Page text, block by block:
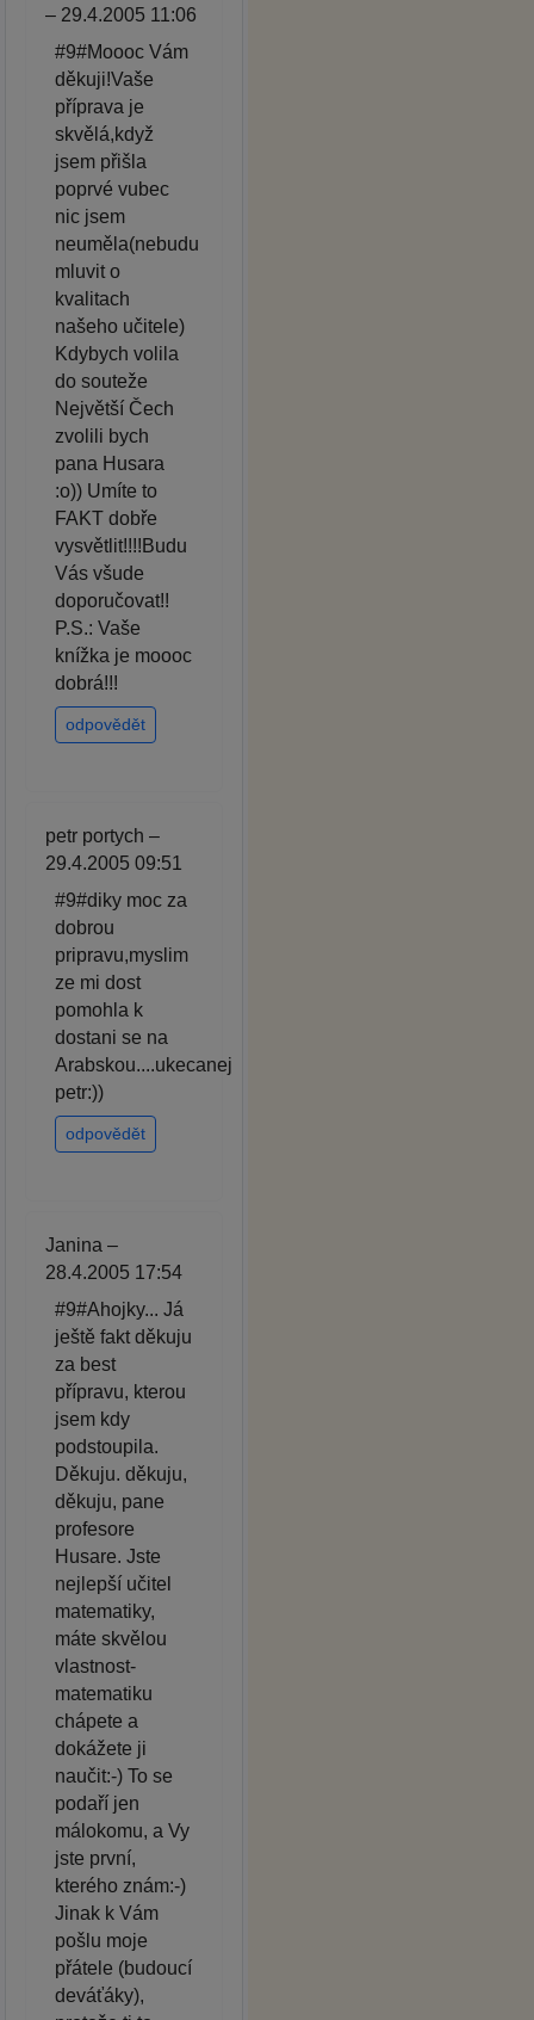
– 29.4.2005 11:06
#9#Moooc Vám
děkuji!Vaše
příprava je
skvělá,když
jsem přišla
poprvé vubec
nic jsem
neuměla(nebudu
mluvit o
kvalitach
našeho učitele)
Kdybych volila
do souteže
Největší Čech
zvolili bych
pana Husara
:o)) Umíte to
FAKT dobře
vysvětlit!!!!Budu
Vás všude
doporučovat!!
P.S.: Vaše
knížka je moooc
dobrá!!!
odpovědět
petr portych –
29.4.2005 09:51
#9#diky moc za
dobrou
pripravu,myslim
ze mi dost
pomohla k
dostani se na
Arabskou....ukecanej
petr:))
odpovědět
Janina –
28.4.2005 17:54
#9#Ahojky... Já
ještě fakt děkuju
za best
přípravu, kterou
jsem kdy
podstoupila.
Děkuju. děkuju,
děkuju, pane
profesore
Husare. Jste
nejlepší učitel
matematiky,
máte skvělou
vlastnost-
matematiku
chápete a
dokážete ji
naučit:-) To se
podaří jen
málokomu, a Vy
jste první,
kterého znám:-)
Jinak k Vám
pošlu moje
přátele (budoucí
deváťáky),